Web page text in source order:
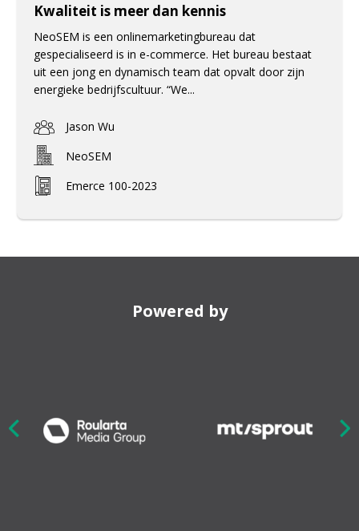
Kwaliteit is meer dan kennis
NeoSEM is een onlinemarketingbureau dat
gespecialiseerd is in e-commerce. Het bureau bestaat
uit een jong en dynamisch team dat opvalt door zijn
energieke bedrijfscultuur. “We...
Jason Wu
NeoSEM
Emerce 100-2023
Powered by